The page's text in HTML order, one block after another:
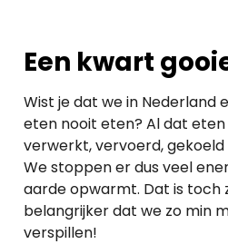
Een kwart
Wist je dat we in Nederland
eten nooit eten? Al dat
verwerkt, vervoerd,
We stoppen er dus veel
aarde opwarmt. Dat is toch
belangrijker dat we zo min
verspillen!